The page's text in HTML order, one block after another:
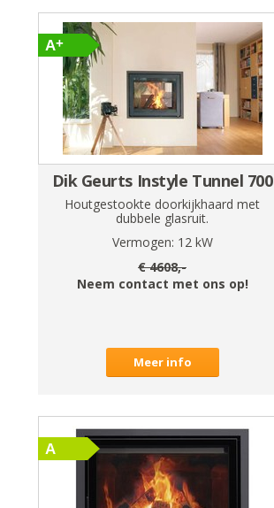
Dik Geurts Instyle Tunnel 700
Houtgestookte doorkijkhaard met
dubbele glasruit.
Vermogen: 12 kW
€4608,-
Neem contact met ons op!
Meer info